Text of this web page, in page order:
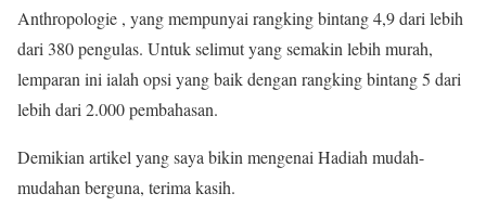
Anthropologie , yang mempunyai rangking bintang 4,9 dari lebih
dari 380 pengulas. Untuk selimut yang semakin lebih murah,
lemparan ini ialah opsi yang baik dengan rangking bintang 5 dari
lebih dari 2.000 pembahasan.
Demikian artikel yang saya bikin mengenai Hadiah mudah-
mudahan berguna, terima kasih.